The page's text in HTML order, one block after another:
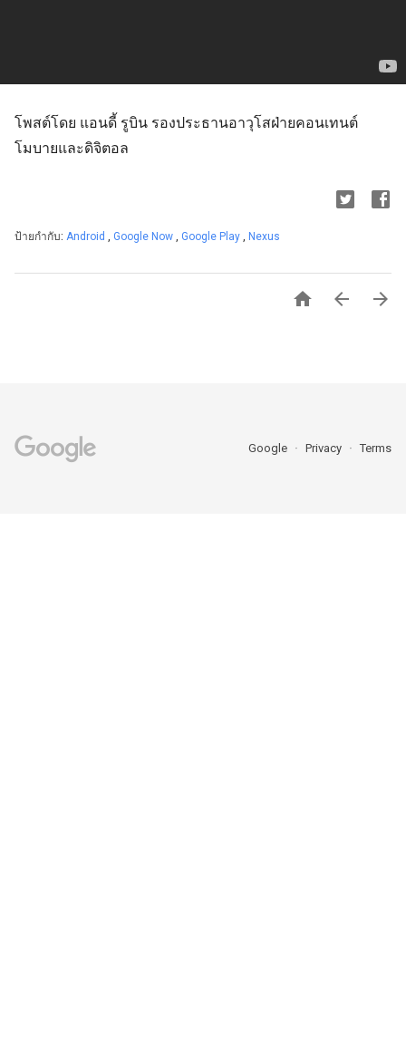
โพสต์โดย แอนดี้ รูบิน รองประธานอาวุโสฝ่ายคอนเทนต์
โมบายและดิจิตอล
ป้ายกำกับ: Android Google Now Google Play Nexus
  
Google Privacy Terms